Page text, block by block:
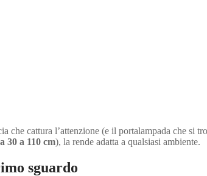
che cattura l’attenzione (e il portalampada che si
30 a 110 cm), la rende adatta a qualsiasi ambiente.
sguardo